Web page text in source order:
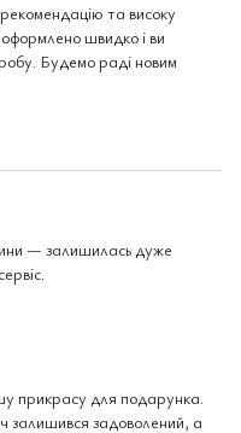
та високу
швидко і ви
Будемо раді новим
— залишилась дуже
прикрасу для подарунка.
задоволений, а